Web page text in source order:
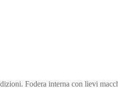
Fodera interna con lievi